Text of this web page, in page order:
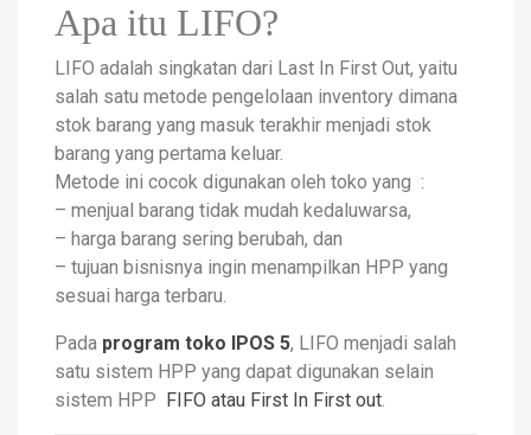
Apa itu LIFO?
LIFO adalah singkatan dari Last In First Out, yaitu
salah satu metode pengelolaan inventory dimana
stok barang yang masuk terakhir menjadi stok
barang yang pertama keluar.
Metode ini cocok digunakan oleh toko yang :
– menjual barang tidak mudah kedaluwarsa,
– harga barang sering berubah, dan
– tujuan bisnisnya ingin menampilkan HPP yang
sesuai harga terbaru.
Pada program toko IPOS 5, LIFO menjadi salah
satu sistem HPP yang dapat digunakan selain
sistem HPP FIFO atau First In First out.